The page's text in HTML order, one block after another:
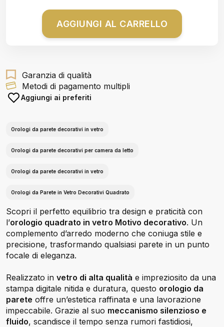
AGGIUNGI AL CARRELLO
Garanzia di qualità
Metodi di pagamento multipli
Aggiungi ai preferiti
Orologi da parete decorativi in vetro
Orologi da parete decorativi per camera da letto
Orologi da parete decorativi in vetro
Orologi da Parete in Vetro Decorativi Quadrato
Scopri il perfetto equilibrio tra design e praticità con
l’orologio quadrato in vetro Motivo decorativo. Un
complemento d’arredo moderno che coniuga stile e
precisione, trasformando qualsiasi parete in un punto
focale di eleganza.
Realizzato in vetro di alta qualità e impreziosito da una
stampa digitale nitida e duratura, questo orologio da
parete offre un’estetica raffinata e una lavorazione
impeccabile. Grazie al suo meccanismo silenzioso e
fluido, scandisce il tempo senza rumori fastidiosi,